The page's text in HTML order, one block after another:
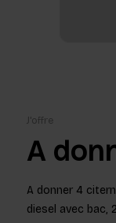
J'offre
A
A donner 4
diesel avec bac,